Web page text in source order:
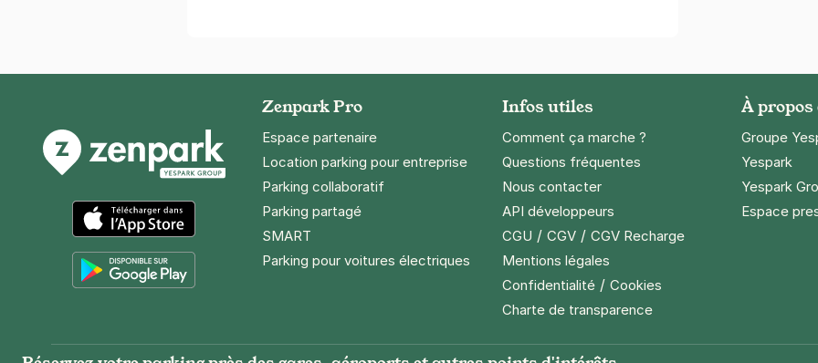
App Store
Zenpark Pro
Espace partenaire
Location parking pour entreprise
Parking collaboratif
Parking partagé
SMART
Parking pour voitures électriques
Infos utiles
Comment ça marche ?
Questions fréquentes
Nous contacter
API développeurs
CGU / CGV/ CGV Recharge
Mentions légales
Confidentialité/ Cookies
Charte de transparence
À propos
Groupe
Yespark
Yespark
Espace